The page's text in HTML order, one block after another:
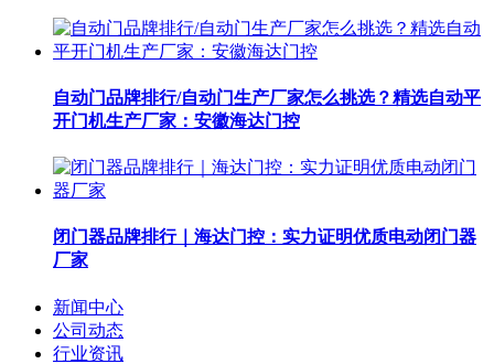
自动门品牌排行/自动门生产厂家怎么挑选？精选自动平
开门机生产厂家：安徽海达门控
闭门器品牌排行｜海达门控：实力证明优质电动闭门器
厂家
新闻中心
公司动态
行业资讯